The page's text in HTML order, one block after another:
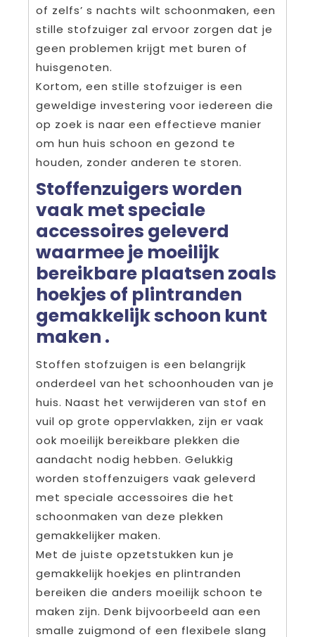
of zelfs’ s nachts wilt schoonmaken, een
stille stofzuiger zal ervoor zorgen dat je
geen problemen krijgt met buren of
huisgenoten.
Kortom, een stille stofzuiger is een
geweldige investering voor iedereen die
op zoek is naar een effectieve manier
om hun huis schoon en gezond te
houden, zonder anderen te storen.
Stoffenzuigers worden
vaak met speciale
accessoires geleverd
waarmee je moeilijk
bereikbare plaatsen zoals
hoekjes of plintranden
gemakkelijk schoon kunt
maken .
Stoffen stofzuigen is een belangrijk
onderdeel van het schoonhouden van je
huis. Naast het verwijderen van stof en
vuil op grote oppervlakken, zijn er vaak
ook moeilijk bereikbare plekken die
aandacht nodig hebben. Gelukkig
worden stoffenzuigers vaak geleverd
met speciale accessoires die het
schoonmaken van deze plekken
gemakkelijker maken.
Met de juiste opzetstukken kun je
gemakkelijk hoekjes en plintranden
bereiken die anders moeilijk schoon te
maken zijn. Denk bijvoorbeeld aan een
smalle zuigmond of een flexibele slang